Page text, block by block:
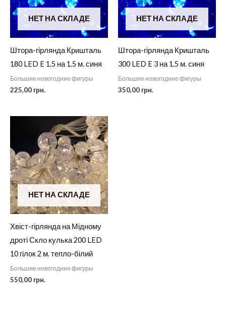
НЕТ НА СКЛАДЕ
Штора-гірлянда Кришталь
180 LED E 1.5 на 1.5 м. синя
Большие новогодние фигуры
225,00 грн.
НЕТ НА СКЛАДЕ
Штора-гірлянда Кришталь
300 LED E 3 на 1.5 м. синя
Большие новогодние фигуры
350,00 грн.
НЕТ НА СКЛАДЕ
Хвіст-гірлянда на Мідному
дроті Скло кулька 200 LED
10 гілок 2 м. тепло-білий
Большие новогодние фигуры
550,00 грн.